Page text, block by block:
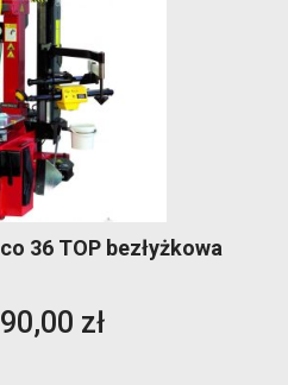
36 TOP bezłyżkowa
zł